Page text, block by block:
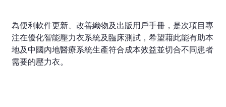
為便利軟件更新、改善織物及出版用戶手冊，是次項目專
注在優化智能壓力衣系統及臨床測試，希望藉此能有助本
地及中國內地醫療系統生產符合成本效益並切合不同患者
需要的壓力衣。